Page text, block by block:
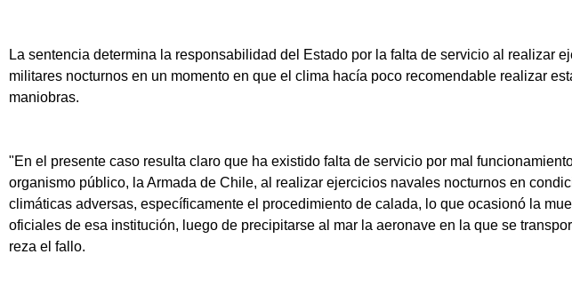
La sentencia determina la responsabilidad del Estado por la falta de servicio al realizar
militares nocturnos en un momento en que el clima hacía poco recomendable realizar
maniobras.
"En el presente caso resulta claro que ha existido falta de servicio por mal
organismo público, la Armada de Chile, al realizar ejercicios navales nocturnos en
climáticas adversas, específicamente el procedimiento de calada, lo que ocasionó la
oficiales de esa institución, luego de precipitarse al mar la aeronave en la que se
reza el fallo.